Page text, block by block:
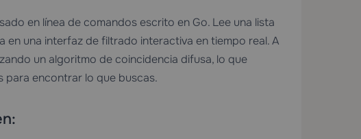
en línea de comandos escrito en Go. Lee una lista
una interfaz de filtrado interactiva en tiempo real. A
un algoritmo de coincidencia difusa, lo que
para encontrar lo que buscas.